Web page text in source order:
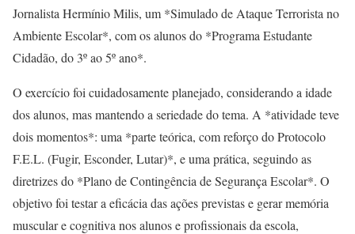
Jornalista Hermínio Milis, um *Simulado de Ataque Terrorista no
Ambiente Escolar*, com os alunos do *Programa Estudante
Cidadão, do 3º ao 5º ano*.
O exercício foi cuidadosamente planejado, considerando a idade
dos alunos, mas mantendo a seriedade do tema. A *atividade teve
dois momentos*: uma *parte teórica, com reforço do Protocolo
F.E.L. (Fugir, Esconder, Lutar)*, e uma prática, seguindo as
diretrizes do *Plano de Contingência de Segurança Escolar*. O
objetivo foi testar a eficácia das ações previstas e gerar memória
muscular e cognitiva nos alunos e profissionais da escola,